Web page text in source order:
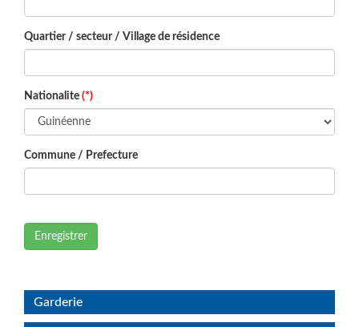
Quartier / secteur / Village de résidence
Nationalite (*)
Commune / Prefecture
Enregistrer
Garderie